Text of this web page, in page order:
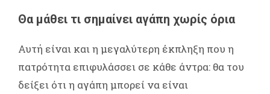
Θα μάθει τι σημαίνει αγάπη χωρίς όρια
Αυτή είναι και η μεγαλύτερη έκπληξη που η
πατρότητα επιφυλάσσει σε κάθε άντρα: θα του
δείξει ότι η αγάπη μπορεί να είναι